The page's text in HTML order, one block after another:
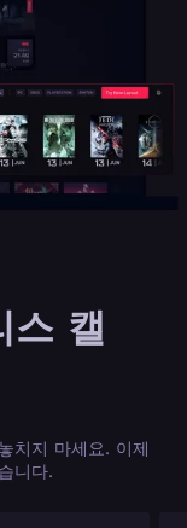
스 캘
치지 마세요. 이제
니다.